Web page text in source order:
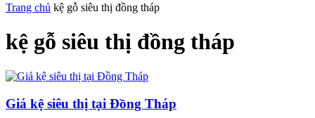
Trang chủ kệ gỗ siêu thị đồng tháp
kệ gỗ siêu thị đồng tháp
Giá kệ siêu thị tại Đồng Tháp